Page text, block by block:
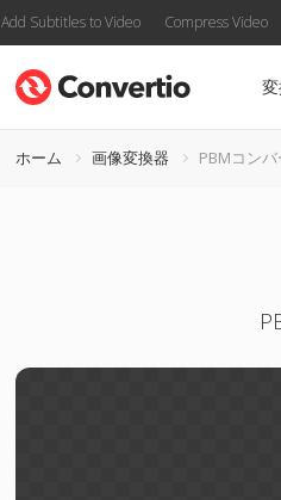
Add Subtitles to Video Compress Video
ホーム 画像変換器 PBMコン